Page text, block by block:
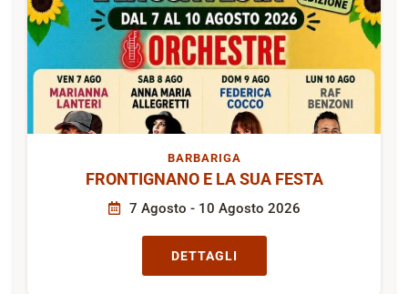
BARBARIGA
FRONTIGNANO E LA SUA FESTA
7 Agosto - 10 Agosto 2026
DETTAGLI